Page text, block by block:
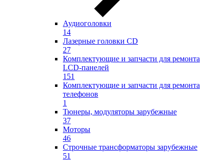
Аудиоголовки
14
Лазерные головки CD
27
Комплектующие и запчасти для ремонта
LCD-панелей
151
Комплектующие и запчасти для ремонта
телефонов
1
Тюнеры, модуляторы зарубежные
37
Моторы
46
Строчные трансформаторы зарубежные
51